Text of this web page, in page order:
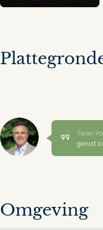
Twan
gerust
Omgeving